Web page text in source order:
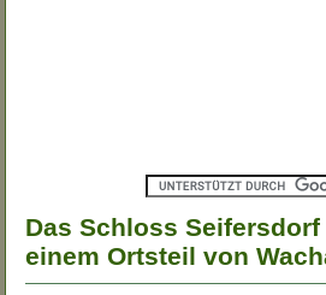
Das Schloss
einem Ortsteil von